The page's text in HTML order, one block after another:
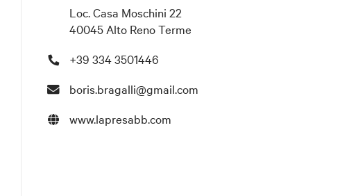
Loc. Casa Moschini 22
40045 Alto Reno Terme
+39 334 3501446
boris.bragalli@gmail.com
www.lapresabb.com